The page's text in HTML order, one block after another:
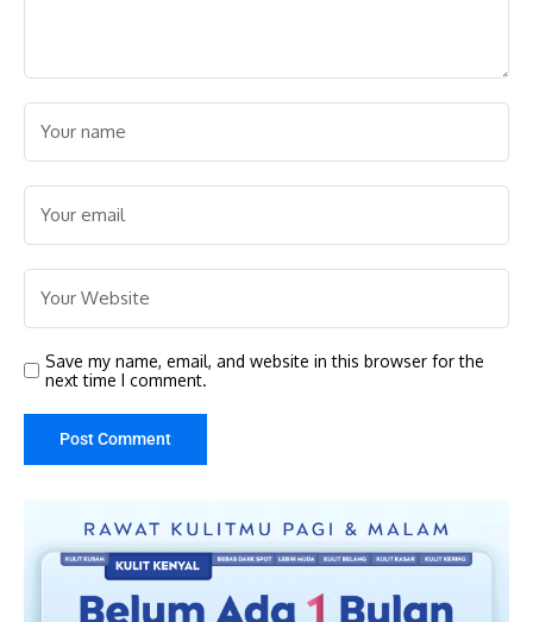
Save my name, email, and website in this browser for the
next time I comment.